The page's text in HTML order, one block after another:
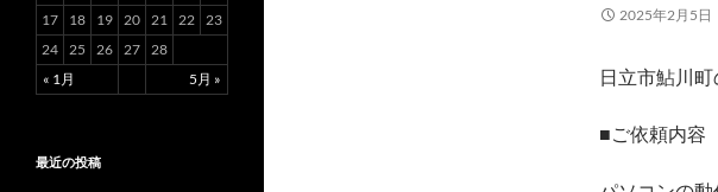
2025年2月5日
日立市鮎川
■ご依頼内容
« 1月 5月 »
17
18 19 20 21 22 23
24 25 26 27 28
最近の投稿